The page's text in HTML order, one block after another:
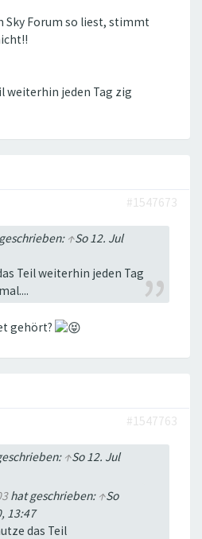
Sky Forum so liest, stimmt
weiterhin jeden Tag zig
#1547673
↑So 12. Jul
Teil weiterhin jeden Tag
gehört?
#1547763
↑So 12. Jul
hat geschrieben: ↑So
13:47
das Teil